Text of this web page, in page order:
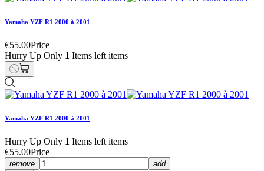
Yamaha YZF R1 2000 à 2001
€55.00Price
Hurry Up Only 1 Items left items
Yamaha YZF R1 2000 à 2001
Hurry Up Only 1 Items left items
€55.00Price
remove add